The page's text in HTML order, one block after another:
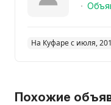
На Куфаре с июля,
Похожие